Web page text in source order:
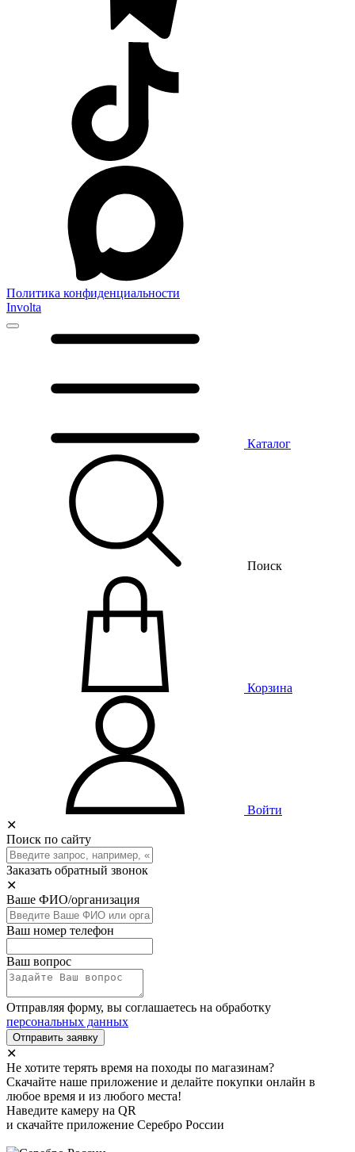
Политика конфиденциальности
Involta
Каталог
Поиск
Корзина
Войти
✕
Поиск по сайту
Заказать обратный звонок
✕
Ваше ФИО/организация
Ваш номер телефон
Ваш вопрос
Отправляя форму, вы соглашаетесь на обработку
персональных данных
Отправить заявку
✕
Не хотите терять время на походы по магазинам?
Скачайте наше приложение и делайте покупки онлайн в
любое время и из любого места!
Наведите камеру на QR
и скачайте приложение Серебро России